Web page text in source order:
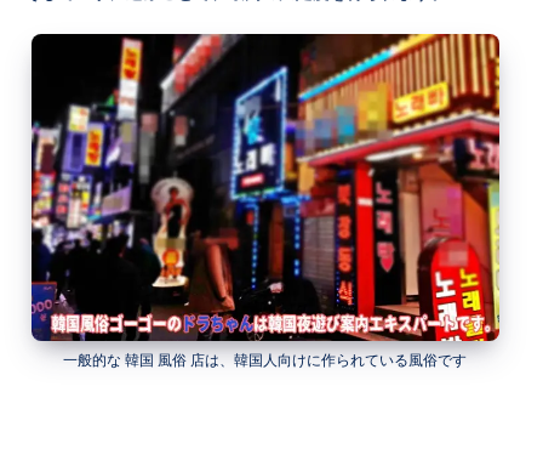
一般的な 韓国 風俗 店は、韓国人向けに作られている風俗です